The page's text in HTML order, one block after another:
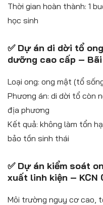
Thời gian hoàn thành: 1
học sinh
✅ Dự án di dời tổ
dưỡng cao cấp –
Loại ong: ong mật (tổ
Phương án: di dời tổ còn
địa phương
Kết quả: không làm tổn
bảo tồn sinh thái
✅ Dự án kiểm soát
xuất linh kiện – KCN
Môi trường nguy cơ cao,